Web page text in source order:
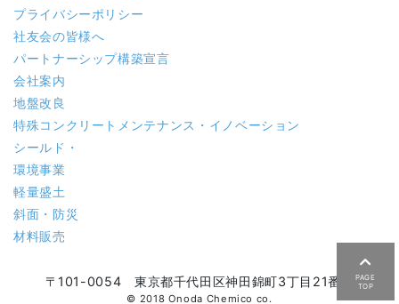
PAGE
TOP
プライバシーポリシー
社友会の皆様へ
パートナーシップ構築宣言
会社案内
地盤改良
特殊コンクリート メンテナンス・イノベーション
シールド・
環境事業
軽量盛土
斜面・防災
材料販売
〒101-0054 東京都千代田区神田錦町3丁目21番地
© 2018 Onoda Chemico co.